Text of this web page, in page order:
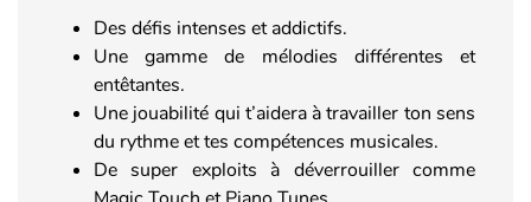
Des défis intenses et addictifs.
Une gamme de mélodies différentes et
entêtantes.
Une jouabilité qui t’aidera à travailler ton sens
du rythme et tes compétences musicales.
De super exploits à déverrouiller comme